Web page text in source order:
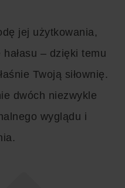
jej użytkowania,
– dzięki temu
Twoją siłownię.
dwóch niezwykle
wyglądu i